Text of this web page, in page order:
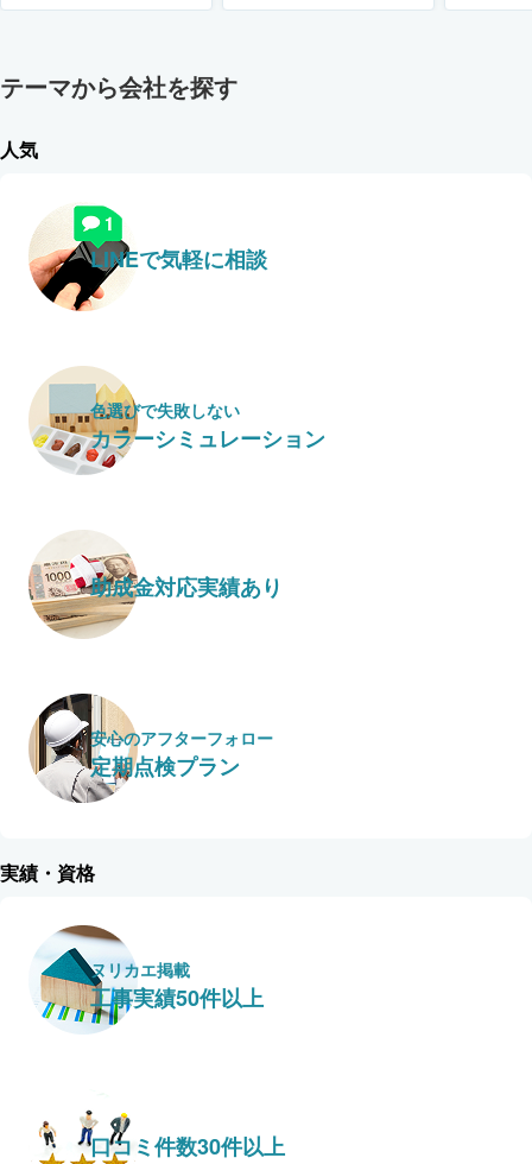
テーマから会社を探す
人気
LINEで気軽に相談
色選びで失敗しない
カラーシミュレーション
助成金対応実績あり
安心のアフターフォロー
定期点検プラン
実績・資格
ヌリカエ掲載
工事実績50件以上
口コミ件数30件以上